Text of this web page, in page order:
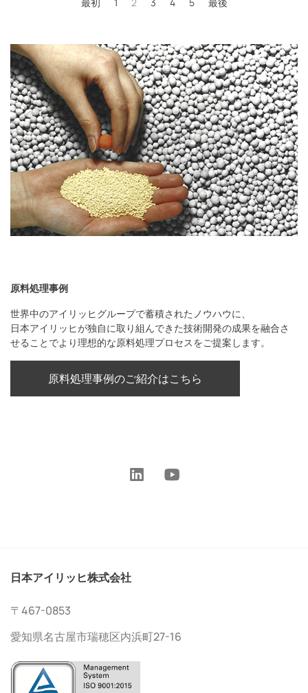
原料処理事例
世界中のアイリッヒグループで蓄積されたノウハウに、
日本アイリッヒが独自に取り組んできた技術開発の成果を融合さ
せることでより理想的な原料処理プロセスをご提案します。
原料処理事例のご紹介はこちら
日本アイリッヒ株式会社
〒467-0853
愛知県名古屋市瑞穂区内浜町27-16